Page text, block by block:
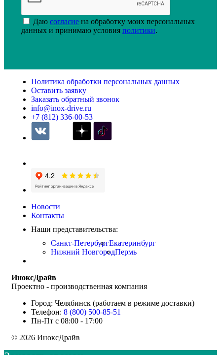
Даю согласие на обработку моих персональных
данных и принимаю условия политики.
Политика обработки персональных данных
Оставить заявку
Заказать обратный звонок
info@inox-drive.ru
+7 (812) 336-00-53
Новости
Контакты
Наши представительства:
Санкт-ПетербургЕкатеринбург
Нижний НовгородПермь
ИноксДрайв
Проектно - производственная компания
Город: Челябинск (работаем в режиме доставки)
Телефон: 8 (800) 500-85-51
Пн-Пт с 08:00 - 17:00
© 2026 ИноксДрайв